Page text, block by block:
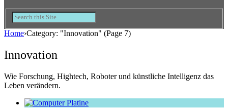
Home›Category: "Innovation" (Page 7)
Innovation
Wie Forschung, Hightech, Roboter und künstliche Intelligenz das
Leben verändern.